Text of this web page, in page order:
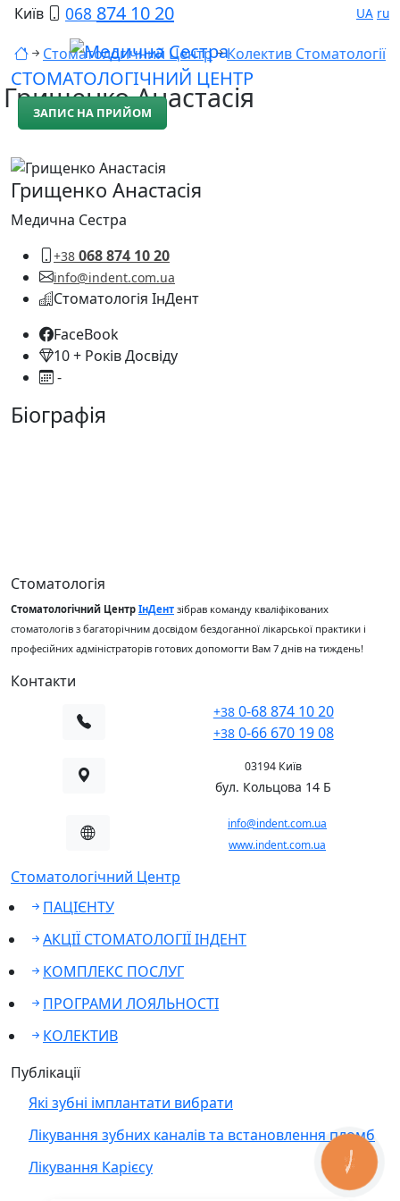
Київ 068 874 10 20 UA ru
СТОМАТОЛОГІЧНИЙ ЦЕНТР
ЗАПИС НА ПРИЙОМ
Стоматологічний Центр Колектив Стоматології
Грищенко Анастасія
Грищенко Анастасія
Медична Сестра
+38 068 874 10 20
info@indent.com.ua
Стоматологія ІнДент
FaceBook
10 + Років Досвіду
-
Біографія
Стоматологія
Стоматологічний Центр ІнДент зібрав команду кваліфікованих
стоматологів з багаторічним досвідом бездоганної лікарської практики і
професійних адміністраторів готових допомогти Вам 7 днів на тиждень!
Контакти
+38 0-68 874 10 20
+38 0-66 670 19 08
03194 Київ
бул. Кольцова 14 Б
info@indent.com.ua
www.indent.com.ua
Стоматологічний Центр
ПАЦІЄНТУ
АКЦІЇ СТОМАТОЛОГІЇ ІНДЕНТ
КОМПЛЕКС ПОСЛУГ
ПРОГРАМИ ЛОЯЛЬНОСТІ
КОЛЕКТИВ
Публікації
Які зубні імплантати вибрати
Лікування зубних каналів та встановлення пломб
Лікування Карієсу
КНОПКА
ЗВ'ЯЗКУ